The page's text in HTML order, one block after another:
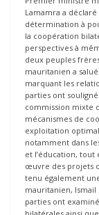
Lamamra a
détermination à
la coopération
perspectives à
deux peuples
mauritanien a
marquant les
parties ont
commission mixte
mécanismes de
exploitation
notamment dans
et l’éducation, tout
œuvre des projets
tenu également
mauritanien,
parties ont